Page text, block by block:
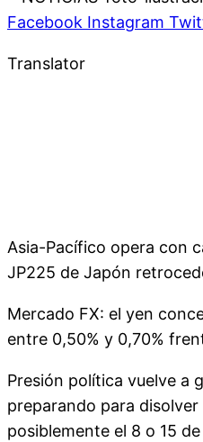
Facebook Instagram
Translator
Asia-Pacífico opera con
JP225 de Japón
Mercado FX: el yen
entre 0,50% y 0,70%
Presión política vuelve a
preparando para
posiblemente el 8 o 15